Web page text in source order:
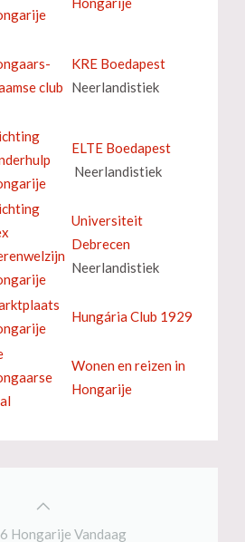
club
KRE Boedapest
Neerlandistiek
ELTE Boedapest
Neerlandistiek
Universiteit
Debrecen
Neerlandistiek
Hungária Club 1929
Wonen en reizen in
Hongarije
Hongarije Vandaag